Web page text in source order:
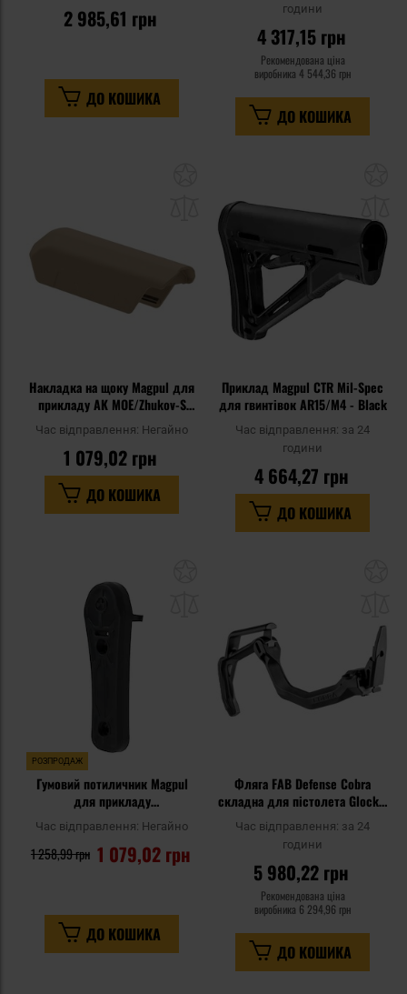
2 985,61 грн
ДО КОШИКА
години
4 317,15 грн
Рекомендована ціна
виробника 4 544,36 грн
ДО КОШИКА
списку
уподобань
Накладка на щоку Magpul для
прикладу AK MOE/Zhukov-S
0,75" - Flat Dark Earth
Час відправлення: Негайно
1 079,02 грн
ДО КОШИКА
Приклад Magpul CTR Mil-Spec
для гвинтівок AR15/M4 - Black
Час відправлення: за 24
години
4 664,27 грн
ДО КОШИКА
уподобань
РОЗПРОДАЖ
Гумовий потиличник Magpul
для прикладу
CTR/MOE/STR/ACS-L/ACS 0,55"
- Black
Час відправлення: Негайно
1 079,02 грн
1 258,99 грн
ДО КОШИКА
Фляга FAB Defense Cobra
складна для пістолета Glock -
Час відправлення: за 24
години
5 980,22 грн
Рекомендована ціна
виробника 6 294,96 грн
ДО КОШИКА